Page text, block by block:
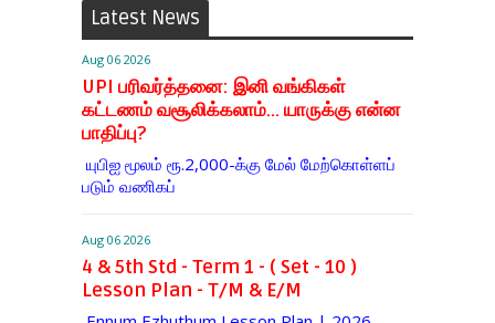
Latest News
Aug 06 2026
UPI பரிவர்த்தனை: இனி வங்கிகள்
கட்டணம் வசூலிக்கலாம்... யாருக்கு என்ன
பாதிப்பு?
யுபிஐ மூலம் ரூ.2,000-க்கு மேல் மேற்​கொள்​ளப்​
படும் வணி​கப்
Aug 06 2026
4 & 5th Std - Term 1 - ( Set - 10 )
Lesson Plan - T/M & E/M